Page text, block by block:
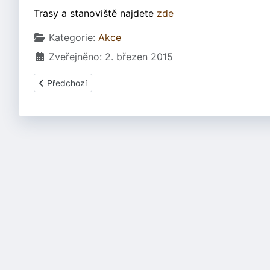
Trasy a stanoviště najdete zde
Základní údaje
Kategorie: Akce
Zveřejněno: 2. březen 2015
Předchozí článek: Výstava Velká Morava a počátky
Předchozí